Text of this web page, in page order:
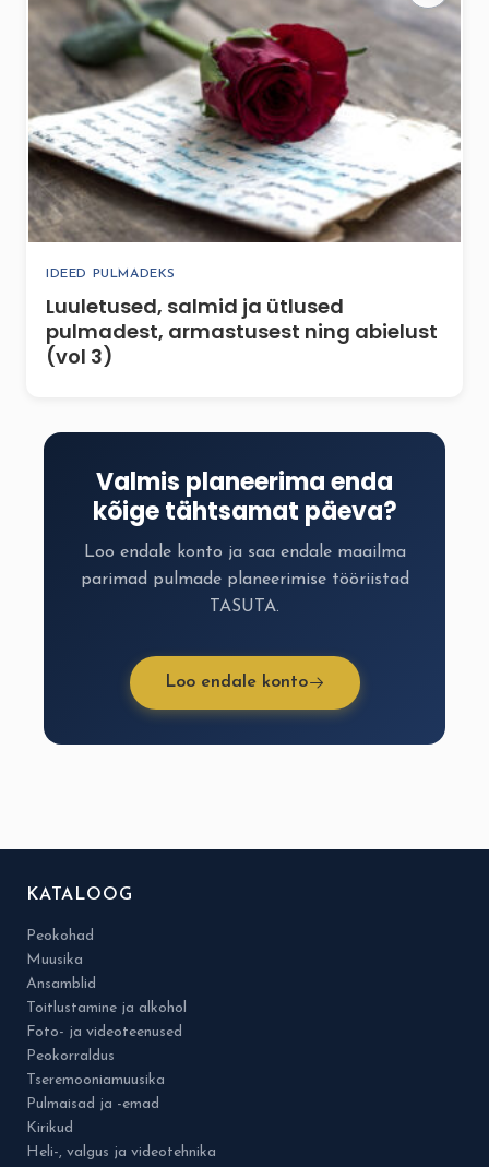
IDEED PULMADEKS
Luuletused, salmid ja ütlused
pulmadest, armastusest ning abielust
(vol 3)
Valmis planeerima enda
kõige tähtsamat päeva?
Loo endale konto ja saa endale maailma
parimad pulmade planeerimise tööriistad
TASUTA.
Loo endale konto
KATALOOG
Peokohad
Muusika
Ansamblid
Toitlustamine ja alkohol
Foto- ja videoteenused
Peokorraldus
Tseremooniamuusika
Pulmaisad ja -emad
Kirikud
Heli-, valgus ja videotehnika